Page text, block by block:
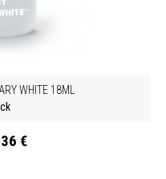
WHITE 18ML
€